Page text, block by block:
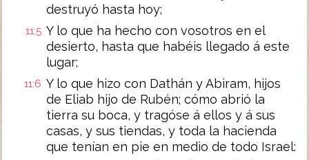
destruyó hasta hoy;
11:5 Y lo que ha hecho con vosotros en el
desierto, hasta que habéis llegado á este
lugar;
11:6 Y lo que hizo con Dathán y Abiram, hijos
de Eliab hijo de Rubén; cómo abrió la
tierra su boca, y tragóse á ellos y á sus
casas, y sus tiendas, y toda la hacienda
que tenían en pie en medio de todo Israel: